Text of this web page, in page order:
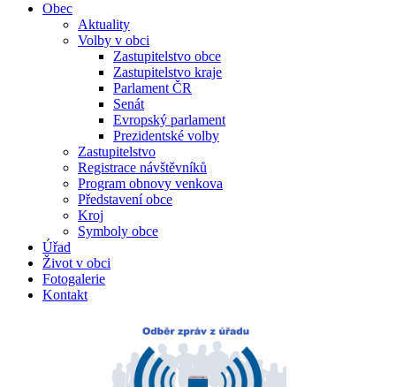
Obec
Aktuality
Volby v obci
Zastupitelstvo obce
Zastupitelstvo kraje
Parlament ČR
Senát
Evropský parlament
Prezidentské volby
Zastupitelstvo
Registrace návštěvníků
Program obnovy venkova
Představení obce
Kroj
Symboly obce
Úřad
Život v obci
Fotogalerie
Kontakt